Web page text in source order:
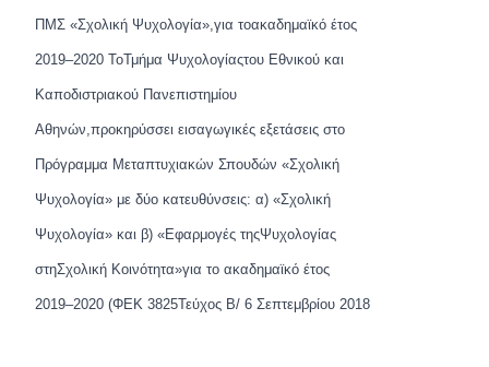
ΠΜΣ «Σχολική Ψυχολογία»,για τοακαδημαϊκό έτος
2019–2020 ΤοΤμήμα Ψυχολογίαςτου Εθνικού και
Καποδιστριακού Πανεπιστημίου
Αθηνών,προκηρύσσει εισαγωγικές εξετάσεις στο
Πρόγραμμα Μεταπτυχιακών Σπουδών «Σχολική
Ψυχολογία» με δύο κατευθύνσεις: α) «Σχολική
Ψυχολογία» και β) «Εφαρμογές τηςΨυχολογίας
στηΣχολική Κοινότητα»για το ακαδημαϊκό έτος
2019–2020 (ΦΕΚ 3825Τεύχος Β/ 6 Σεπτεμβρίου 2018